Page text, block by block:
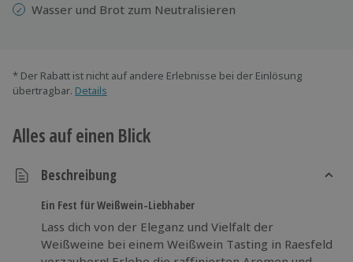
Wasser und Brot zum Neutralisieren
* Der Rabatt ist nicht auf andere Erlebnisse bei der Einlösung
übertragbar. Details
Alles auf einen Blick
Beschreibung
Ein Fest für Weißwein-Liebhaber
Lass dich von der Eleganz und Vielfalt der
Weißweine bei einem Weißwein Tasting in Raesfeld